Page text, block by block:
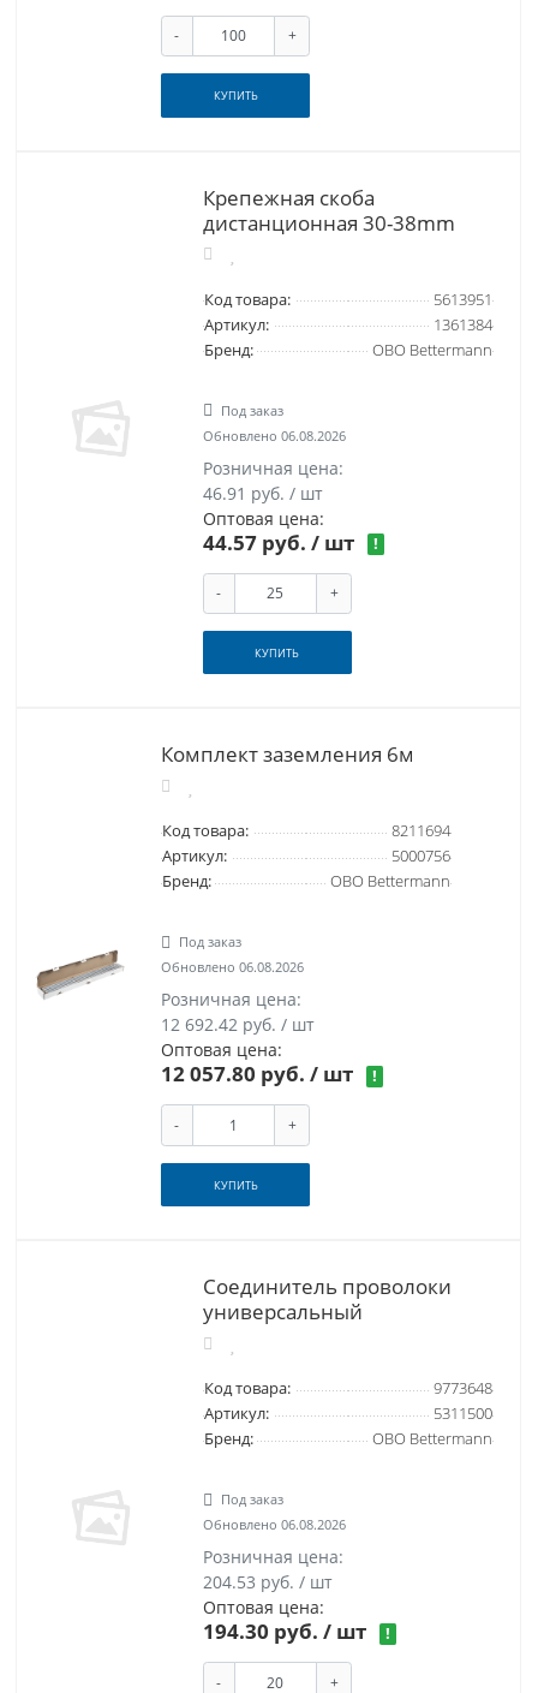
- +
КУПИТЬ
Крепежная скоба
дистанционная 30-38mm
Код товара:
5613951
Артикул:
1361384
Бренд:
OBO Bettermann
Под заказ
Обновлено 06.08.2026
Розничная цена:
46.91 руб. / шт
Оптовая цена:
44.57 руб. / шт !
- +
КУПИТЬ
Комплект заземления 6м
Код товара:
8211694
Артикул:
5000756
Бренд:
OBO Bettermann
Под заказ
Обновлено 06.08.2026
Розничная цена:
12 692.42 руб. / шт
Оптовая цена:
12 057.80 руб. / шт !
- +
КУПИТЬ
Соединитель проволоки
универсальный
Код товара:
9773648
Артикул:
5311500
Бренд:
OBO Bettermann
Под заказ
Обновлено 06.08.2026
Розничная цена:
204.53 руб. / шт
Оптовая цена:
194.30 руб. / шт !
- +